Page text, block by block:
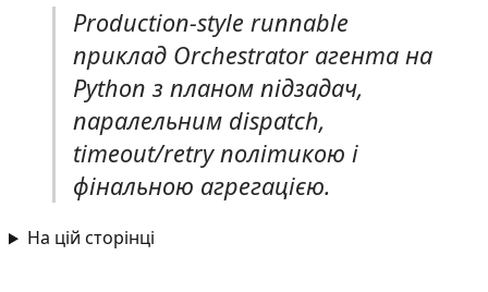
Production-style runnable
приклад Orchestrator агента на
Python з планом підзадач,
паралельним dispatch,
timeout/retry політикою і
фінальною агрегацією.
На цій сторінці